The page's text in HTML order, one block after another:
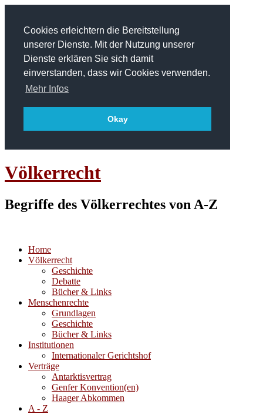
Cookies erleichtern die Bereitstellung
unserer Dienste. Mit der Nutzung unserer
Dienste erklären Sie sich damit
einverstanden, dass wir Cookies verwenden.
Mehr Infos
Okay
Völkerrecht
Begriffe des Völkerrechtes von A-Z
Home
Völkerrecht
Geschichte
Debatte
Bücher & Links
Menschenrechte
Grundlagen
Geschichte
Bücher & Links
Institutionen
Internationaler Gerichtshof
Verträge
Antarktisvertrag
Genfer Konvention(en)
Haager Abkommen
A - Z